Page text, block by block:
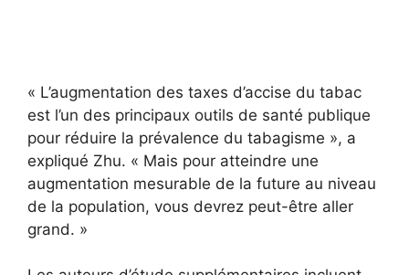
« L’augmentation des taxes d’accise du tabac
est l’un des principaux outils de santé publique
pour réduire la prévalence du tabagisme », a
expliqué Zhu. « Mais pour atteindre une
augmentation mesurable de la future au niveau
de la population, vous devrez peut-être aller
grand. »